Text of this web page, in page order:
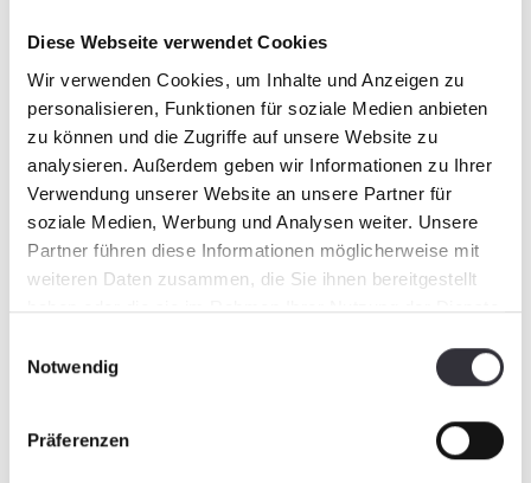
Diese Webseite verwendet Cookies
Wir verwenden Cookies, um Inhalte und Anzeigen zu
personalisieren, Funktionen für soziale Medien anbieten
zu können und die Zugriffe auf unsere Website zu
analysieren. Außerdem geben wir Informationen zu Ihrer
Verwendung unserer Website an unsere Partner für
soziale Medien, Werbung und Analysen weiter. Unsere
Partner führen diese Informationen möglicherweise mit
weiteren Daten zusammen, die Sie ihnen bereitgestellt
haben oder die sie im Rahmen Ihrer Nutzung der Dienste
Notwendig
Präferenzen
BeachTech 1000
Efficace et économique